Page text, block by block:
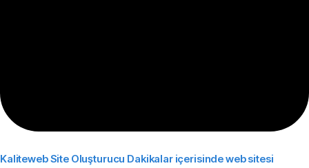
Kaliteweb Site Oluşturucu Dakikalar içerisinde web sitesi